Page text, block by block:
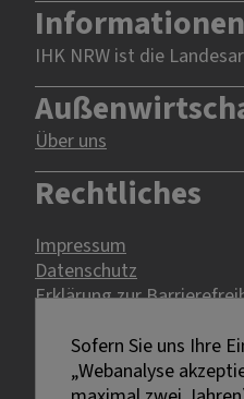
Informationen
IHK NRW ist die
Über uns
Rechtliches
Impressum
Datenschutz
Erklärung zur
Sofern Sie uns Ihre
„Webanalyse